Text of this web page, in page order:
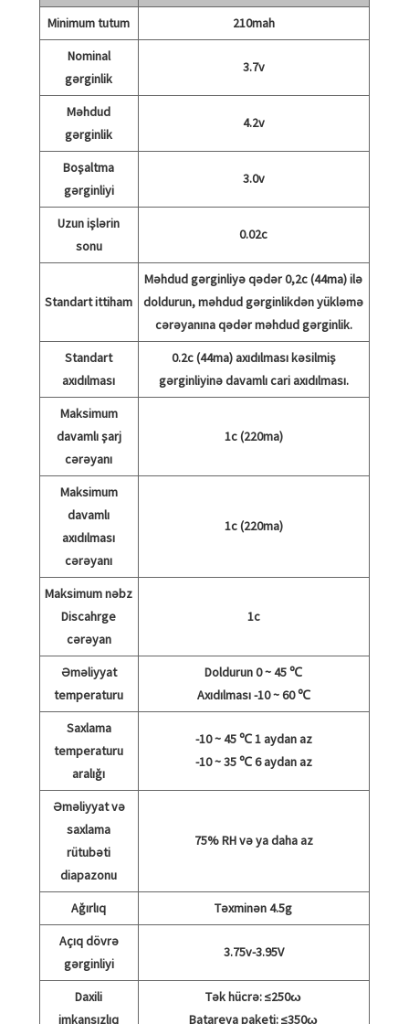
Minimum tutum
210mah
Nominal
gərginlik
3.7v
Məhdud
gərginlik
4.2v
Boşaltma
gərginliyi
3.0v
Uzun işlərin
sonu
0.02c
Standart ittiham
Məhdud gərginliyə qədər 0,2c (44ma) ilə
doldurun, məhdud gərginlikdən yükləmə
cərəyanına qədər məhdud gərginlik.
Standart
axıdılması
0.2c (44ma) axıdılması kəsilmiş
gərginliyinə davamlı cari axıdılması.
Maksimum
davamlı şarj
cərəyanı
1c (220ma)
Maksimum
davamlı
axıdılması
cərəyanı
1c (220ma)
Maksimum nəbz
Discahrge
cərəyan
1c
Əməliyyat
temperaturu
Doldurun 0 ~ 45 ℃
Axıdılması -10 ~ 60 ℃
Saxlama
temperaturu
aralığı
-10 ~ 45 ℃ 1 aydan az
-10 ~ 35 ℃ 6 aydan az
Əməliyyat və
saxlama
rütubəti
diapazonu
75% RH və ya daha az
Ağırlıq
Təxminən 4.5g
Açıq dövrə
gərginliyi
3.75v-3.95V
Daxili
imkansızlıq
Tək hücrə: ≤250ω
Batareya paketi: ≤350ω